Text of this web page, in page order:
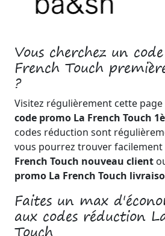
Vous cherchez un
French Touch
?
Visitez régulièrement cette
code promo La French Touch
codes réduction sont
vous pourrez trouver facilement
French Touch nouveau client
promo La French Touch
Faites un max
aux codes réduction